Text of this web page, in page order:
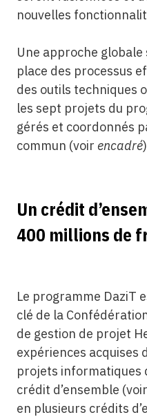
nouvelles
Une approche
place des processus
des outils techniques
les sept projets du
gérés et coordonnés
commun (voir encadré
Un crédit
400 millions de
Le programme DaziT
clé de la
de gestion de projet
expériences acquises
projets informatiques
crédit d’ensemble (voir
en plusieurs crédits